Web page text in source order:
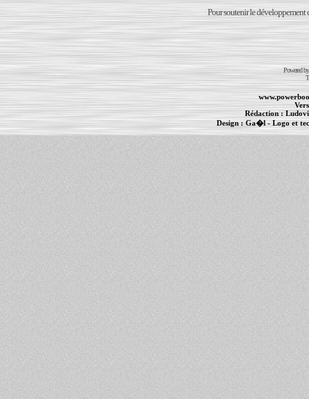
Pour soutenir le développement
Powered
Rédaction :
Design :Ga�l- Logo et
PowerBook